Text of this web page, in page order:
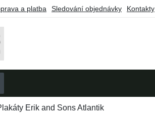
a platba Sledování objednávky Kontakty
Erik and Sons Atlantik